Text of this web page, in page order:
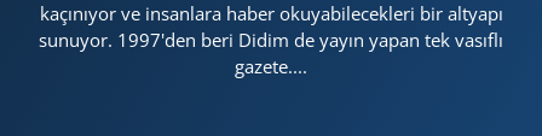
kaçınıyor ve insanlara haber okuyabilecekleri bir altyapı
sunuyor. 1997'den beri Didim de yayın yapan tek vasıflı
gazete....